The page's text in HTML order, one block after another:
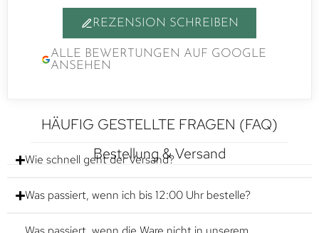
REZENSION SCHREIBEN
ALLE BEWERTUNGEN AUF GOOGLE
ANSEHEN
HÄUFIG GESTELLTE FRAGEN (FAQ)
Bestellung & Versand
Wie schnell geht der Versand?
Was passiert, wenn ich bis 12:00 Uhr bestelle?